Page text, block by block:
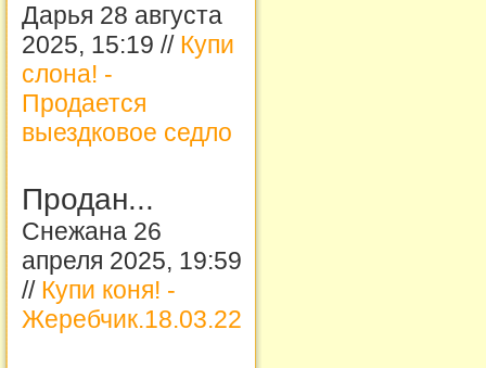
Дарья 28 августа
2025, 15:19 // Купи
слона! -
Продается
выездковое седло
Продан...
Снежана 26
апреля 2025, 19:59
// Купи коня! -
Жеребчик.18.03.22